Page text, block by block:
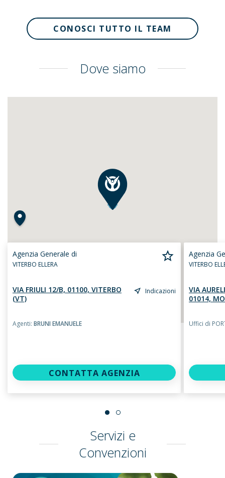
CONOSCI TUTTO IL TEAM
Dove siamo
Agenzia Generale di
VITERBO ELLERA
VIA FRIULI 12/B, 01100, VITERBO
(VT)
Indicazioni
Agenti: BRUNI EMANUELE
CONTATTA AGENZIA
Agenzia
VITERBO
VIA
01014,
Uffici di
Servizi e
Convenzioni